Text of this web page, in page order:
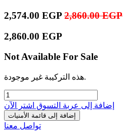
2,574.00 EGP 2,860.00EGP
2,860.00 EGP
Not Available For Sale
هذه التركيبة غير موجودة.
إضافة إلى عربة التسوق اشترِ الآن
إضافة إلى قائمة الأمنيات
تواصل معنا